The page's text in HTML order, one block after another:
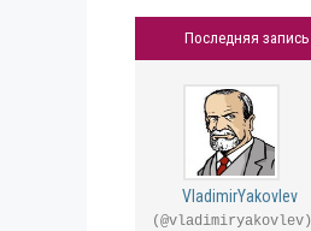
Последняя запись
VladimirYakovlev
(@vladimiryakovlev)